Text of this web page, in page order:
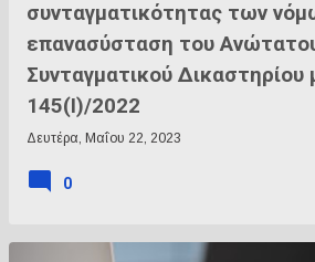
συνταγματικότητας των
επανασύσταση του
Συνταγματικού Δικαστηρίου
145(Ι)/2022
Δευτέρα, Μαΐου 22, 2023
0